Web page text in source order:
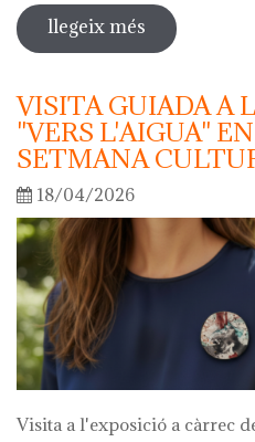
llegeix més sobre nit
VISITA GUIADA A
"VERS L'AIGUA"
SETMANA
18/04/2026
Visita a l'exposició a càrrec